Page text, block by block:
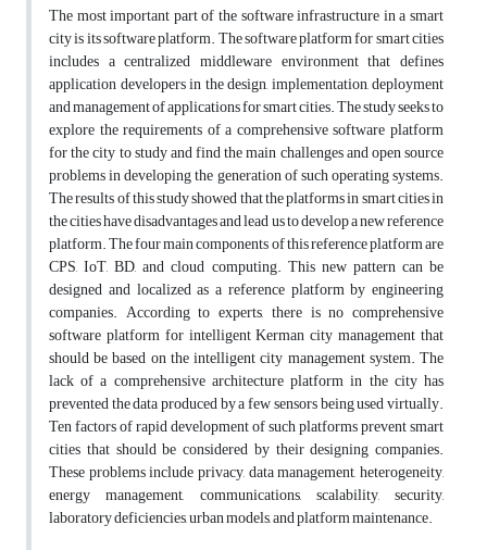
The most important part of the software infrastructure in a smart
city is its software platform. The software platform for smart cities
includes a centralized middleware environment that defines
application developers in the design, implementation, deployment
and management of applications for smart cities. The study seeks to
explore the requirements of a comprehensive software platform
for the city to study and find the main challenges and open source
problems in developing the generation of such operating systems.
The results of this study showed that the platforms in smart cities in
the cities have disadvantages and lead us to develop a new reference
platform. The four main components of this reference platform are
CPS, IoT, BD, and cloud computing. This new pattern can be
designed and localized as a reference platform by engineering
companies. According to experts, there is no comprehensive
software platform for intelligent Kerman city management that
should be based on the intelligent city management system. The
lack of a comprehensive architecture platform in the city has
prevented the data produced by a few sensors being used virtually.
Ten factors of rapid development of such platforms prevent smart
cities that should be considered by their designing companies.
These problems include privacy, data management, heterogeneity,
energy management, communications, scalability, security,
laboratory deficiencies, urban models, and platform maintenance.